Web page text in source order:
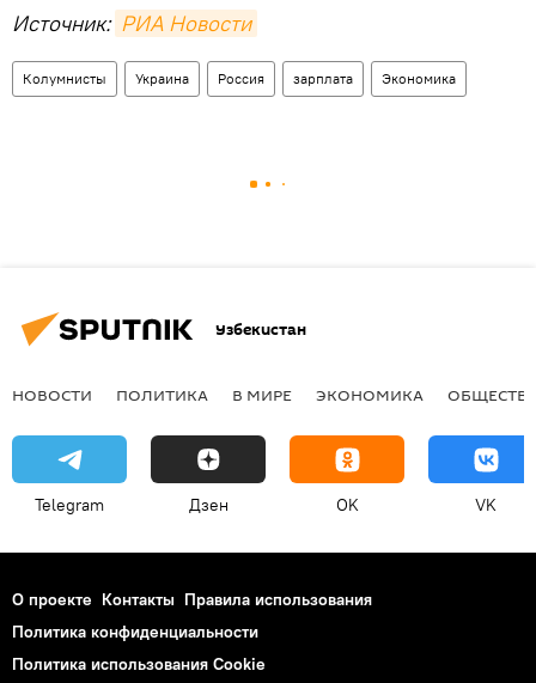
Источник: РИА Новости
Колумнисты Украина Россия зарплата Экономика
Узбекистан
НОВОСТИ ПОЛИТИКА В МИРЕ ЭКОНОМИКА
Telegram Дзен OK VK
О проекте Контакты Правила использования
Политика конфиденциальности
Политика использования Cookie